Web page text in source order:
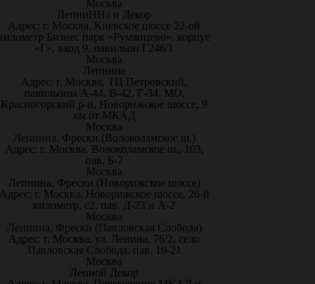
Москва
ЛепниННа и Декор
Адрес: г. Москва, Киевское шоссе 22-ой
Бизнес парк «Румянцево», корпус
«Г», вход 9, павильон Г246/1
Москва
Лепнина
Адрес: г. Москва, ТЦ Петровский,
павильоны А-44, В-42, Г-34. МО,
Красногорский р-н, Новорижское шоссе, 9
км от МКАД
Москва
Лепнина, Фрески (Волоколамское ш.)
Адрес: г. Москва, Волоколамское ш., 103,
пав. Б-7
Москва
Лепнина, Фрески (Новорижское шоссе)
г. Москва, Новорижское шоссе, 26-й
километр, с2, пав. Д-23 и А-2
Москва
Лепнина, Фрески (Павловская Слобода)
Адрес: г. Москва, ул. Ленина, 76/2, село
Павловская Слобода, пав. 19-21
Москва
Лепной Декор